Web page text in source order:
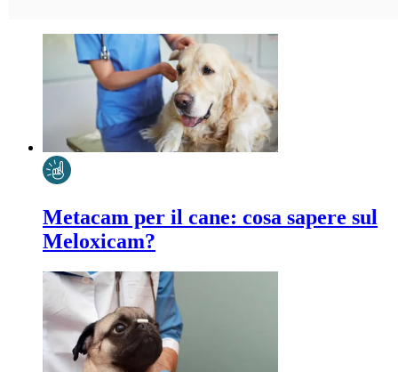
Metacam per il cane: cosa sapere sul
Meloxicam?